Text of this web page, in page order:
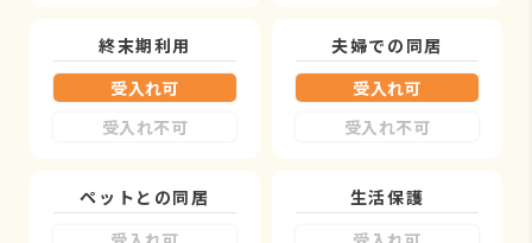
終末期利用
受入れ可
受入れ不可
夫婦での同居
受入れ可
受入れ不可
ペットとの同居
生活保護